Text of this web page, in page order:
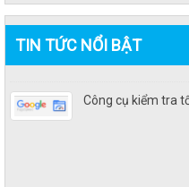
TIN TỨC NỔI BẬT
Công cụ kiểm tra